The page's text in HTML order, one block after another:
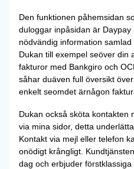
Den funktionen påhemsidan
duloggar inpåsidan är
nödvändig information
Dukan till exempel seöver din
fakturor med Bankgiro och
såhar duäven full översikt
enkelt seomdet ärnågon
Dukan också sköta kontakten
via mina sidor, detta
Kontakt via mejl eller telefon
onödigt krångligt.
dag och erbjuder